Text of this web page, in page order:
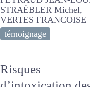
ROSSET William, De
MONTARD F.X., PELLETIER
Pascale, PEYRAUD JEAN-
LOUIS, STRAËBLER Michel,